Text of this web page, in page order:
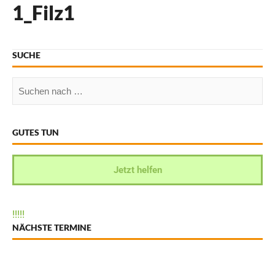
1_Filz1
SUCHE
GUTES TUN
Jetzt helfen
!!!!!
NÄCHSTE TERMINE